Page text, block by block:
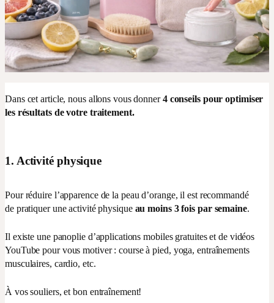
Dans cet article, nous allons vous donner4 conseils pour optimiser
les résultats de votre traitement.
1. Activité physique
Pour réduire l’apparence de la peau d’orange, il est recommandé
de pratiquer une activité physique au moins 3 fois par semaine.
Il existe une panoplie d’applications mobiles gratuites et de vidéos
YouTube pour vous motiver : course à pied, yoga, entraînements
musculaires, cardio, etc.
À vos souliers, et bon entraînement!